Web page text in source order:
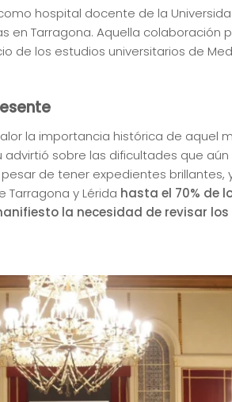
hospital docente de la
Tarragona. Aquella colaboración
de los estudios universitarios de
la importancia histórica de aquel
advirtió sobre las dificultades que
de tener expedientes
Tarragona y Lérida hasta el 70% de
la necesidad de revisar